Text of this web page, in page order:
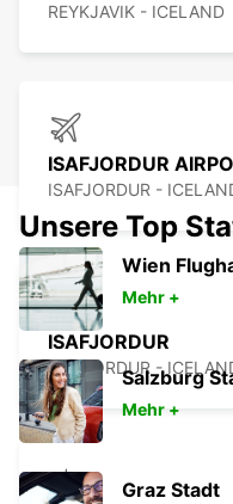
REYKJAVIK - ICELAND
ISAFJORDUR
ISAFJORDUR -
ISAFJORDUR
ISAFJORDUR -
Unsere Top
Wien
Mehr +
Salzburg
Mehr +
Graz Stadt